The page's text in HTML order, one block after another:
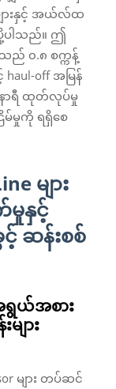
ျားနှင့် အယ်လ်ထ
ပို့ပါသည်။ ဤ
၀.၈ စက္ကန့်
off အမြန်
နာရီ ထုတ်လုပ်မှု
မ်မှုကို ရရှိစေ
များ
မှုနှင့်
ဆန်းစစ်
အရွယ်အစား
ျား
များ တပ်ဆင်